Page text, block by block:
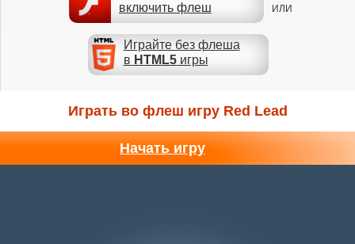
включить флеш
ИЛИ
Играйте без флеша
в HTML5игры
Играть во флеш игру Red Lead
Начать игру